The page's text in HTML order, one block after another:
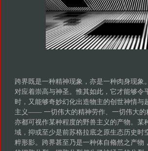
跨界既是一种精神现象，亦是一种肉身现
对应着崇高与神圣。惟其如此，它才能够
时，又能够奇妙幻化出造物主的创世神情
主义—— 一切伟大的精神劳作、一切伟大的
亦都可视作某种程度的野兽主义的产物。
域，抑或至少是前苏格拉底之原生态历史
粹形影。跨界甚至乃是一种体自翛然之产